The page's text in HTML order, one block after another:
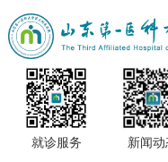
就诊服务 新闻动